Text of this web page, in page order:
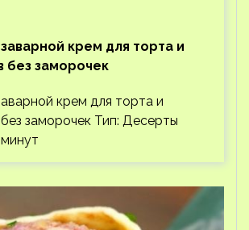
крем для торта и
без заморочек
крем для торта и
заморочек Тип: Десерты